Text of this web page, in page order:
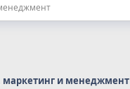
маркетинг и менеджмент